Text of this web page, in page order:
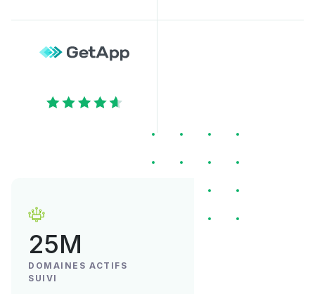
25M
DOMAINES ACTIFS
SUIVI